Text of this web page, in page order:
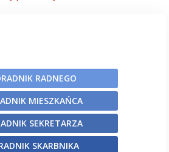
RADNEGO
MIESZKAŃCA
SEKRETARZA
SKARBNIKA